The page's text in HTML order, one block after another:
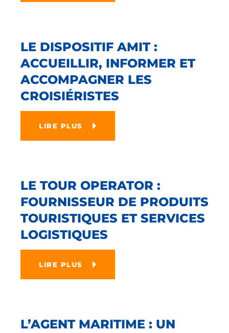
LE DISPOSITIF AMIT :
ACCUEILLIR, INFORMER ET
ACCOMPAGNER LES
CROISIÉRISTES
LIRE PLUS
LE TOUR OPERATOR :
FOURNISSEUR DE PRODUITS
TOURISTIQUES ET SERVICES
LOGISTIQUES
LIRE PLUS
L’AGENT MARITIME : UN